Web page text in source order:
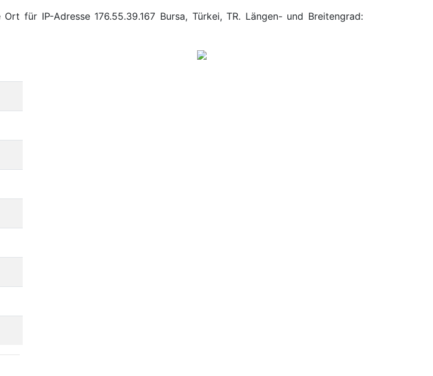
für IP-Adresse 176.55.39.167 Bursa, Türkei, TR. Längen- und Breitengrad: